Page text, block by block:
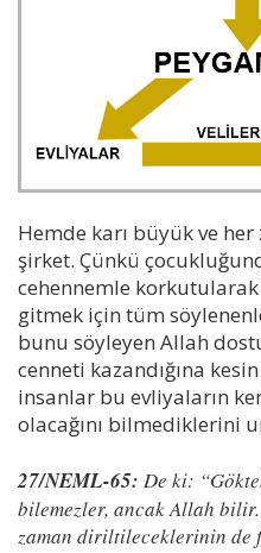
Hemde karı büyük ve
şirket. Çünkü
cehennemle
gitmek için tüm
bunu söyleyen Allah
cenneti kazandığına
insanlar bu evliyaların
olacağını bilmediklerini
27/NEML-65: De ki:
bilemezler, ancak Allah
zaman diriltileceklerinin de